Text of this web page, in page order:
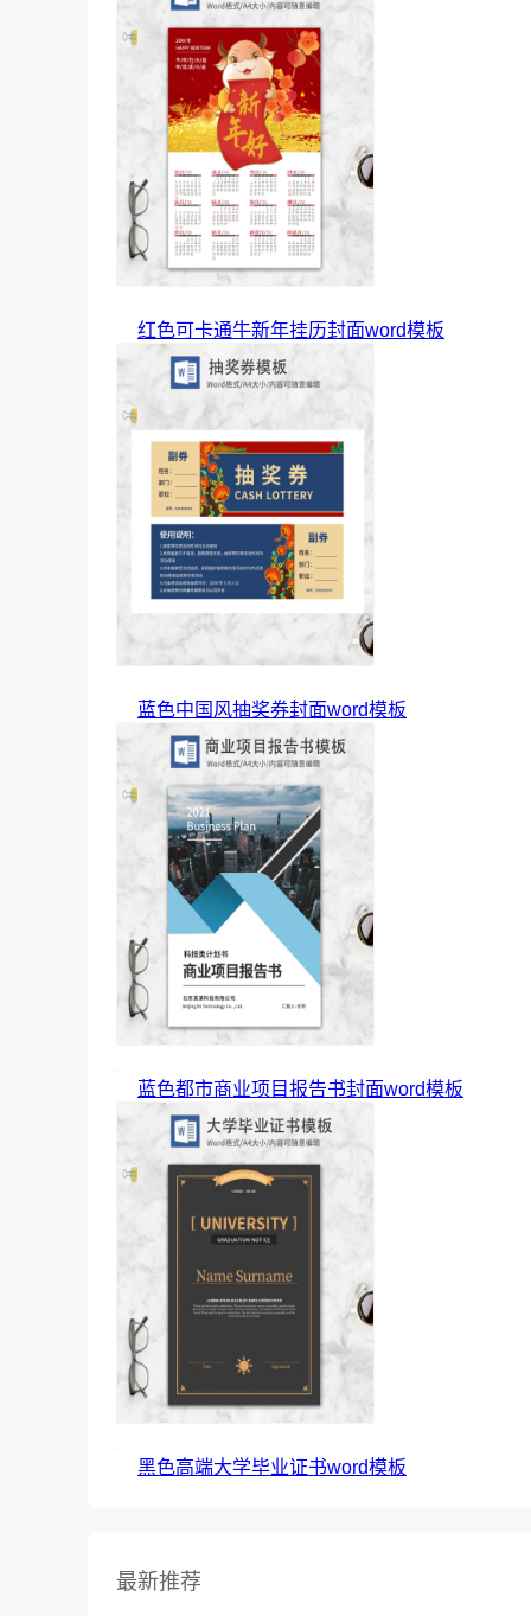
红色可卡通牛新年挂历封面word模板
蓝色中国风抽奖券封面word模板
蓝色都市商业项目报告书封面word模板
黑色高端大学毕业证书word模板
最新推荐